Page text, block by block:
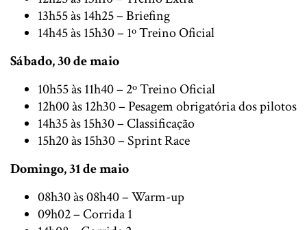
13h55 às 14h25 – Briefing
14h45 às 15h30 – 1º Treino Oficial
Sábado, 30 de maio
10h55 às 11h40 – 2º Treino Oficial
12h00 às 12h30 – Pesagem obrigatória dos pilotos
14h35 às 15h30 – Classificação
15h20 às 15h30 – Sprint Race
Domingo, 31 de maio
08h30 às 08h40 – Warm-up
09h02 – Corrida 1